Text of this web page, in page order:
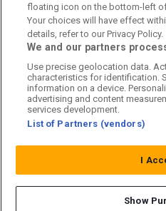
Redaktionell policy
Personuppgiftspolicy
Cookiepolicy
Arkiv
floating icon on the bottom-left
Your choices will have effect
details, refer to our Privacy Policy.
We and our partners
Use precise geolocation data.
characteristics for identification.
information on a device.
advertising and content
services development.
List of Partners (vendors)
I
Show